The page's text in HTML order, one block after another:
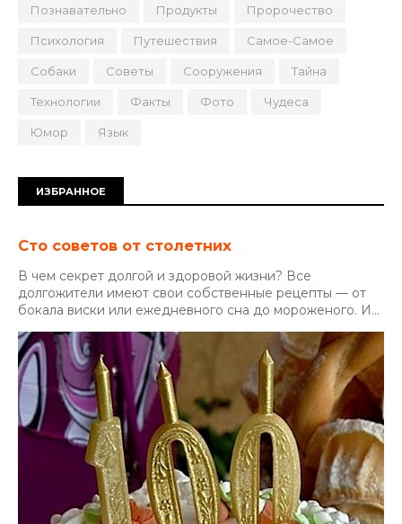
Познавательно Продукты Пророчество
Психология Путешествия Самое-Самое
Собаки Советы Сооружения Тайна
Технологии Факты Фото Чудеса
Юмор Язык
ИЗБРАННОЕ
Сто советов от столетних
В чем секрет долгой и здоровой жизни? Все
долгожители имеют свои собственные рецепты — от
бокала виски или ежедневного сна до мороженого. И...